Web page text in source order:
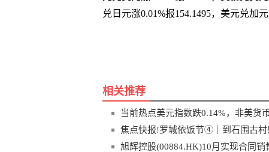
兑日元涨0.01%报154.1495，美元兑加
相关推荐
当前热点美元指数跌0.14%，非美货
焦点快报!罗城依饭节④｜到石围古村
旭辉控股(00884.HK)10月实现合同销